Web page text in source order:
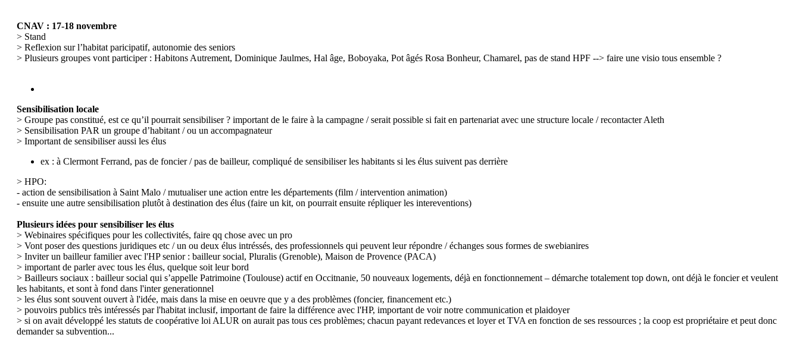
CNAV : 17-18 novembre
> Stand
> Reflexion sur l’habitat paricipatif, autonomie des seniors
> Plusieurs groupes vont participer : Habitons Autrement, Dominique Jaulmes, Hal âge, Boboyaka, Pot âgés Rosa Bonheur, Chamarel, pas de stand HPF --> faire une visio tous ensemble ?
Sensibilisation locale
> Groupe pas constitué, est ce qu’il pourrait sensibiliser ? important de le faire à la campagne / serait possible si fait en partenariat avec une structure locale / recontacter Aleth
> Sensibilisation PAR un groupe d’habitant / ou un accompagnateur
> Important de sensibiliser aussi les élus
ex : à Clermont Ferrand, pas de foncier / pas de bailleur, compliqué de sensibiliser les habitants si les élus suivent pas derrière
> HPO:
- action de sensibilisation à Saint Malo / mutualiser une action entre les départements (film / intervention animation)
- ensuite une autre sensibilisation plutôt à destination des élus (faire un kit, on pourrait ensuite répliquer les intereventions)
Plusieurs idées pour sensibiliser les élus
> Webinaires spécifiques pour les collectivités, faire qq chose avec un pro
> Vont poser des questions juridiques etc / un ou deux élus intréssés, des professionnels qui peuvent leur répondre / échanges sous formes de swebianires
> Inviter un bailleur familier avec l'HP senior : bailleur social, Pluralis (Grenoble), Maison de Provence (PACA)
> important de parler avec tous les élus, quelque soit leur bord
> Bailleurs sociaux : bailleur social qui s’appelle Patrimoine (Toulouse) actif en Occitnanie, 50 nouveaux logements, déjà en fonctionnement – démarche totalement top down, ont déjà le foncier et veulent
les habitants, et sont à fond dans l'inter generationnel
> les élus sont souvent ouvert à l'idée, mais dans la mise en oeuvre que y a des problèmes (foncier, financement etc.)
> pouvoirs publics très intéressés par l'habitat inclusif, important de faire la différence avec l'HP, important de voir notre communication et plaidoyer
> si on avait développé les statuts de coopérative loi ALUR on aurait pas tous ces problèmes; chacun payant redevances et loyer et TVA en fonction de ses ressources ; la coop est propriétaire et peut donc
demander sa subvention...